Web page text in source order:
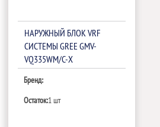
НАРУЖНЫЙ БЛОК VRF
СИСТЕМЫ GREE GMV-
VQ335WM/C-X
Бренд:
Остаток:1 шт